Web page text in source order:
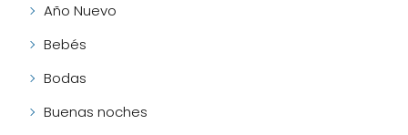
Año Nuevo
Bebés
Bodas
Buenas noches